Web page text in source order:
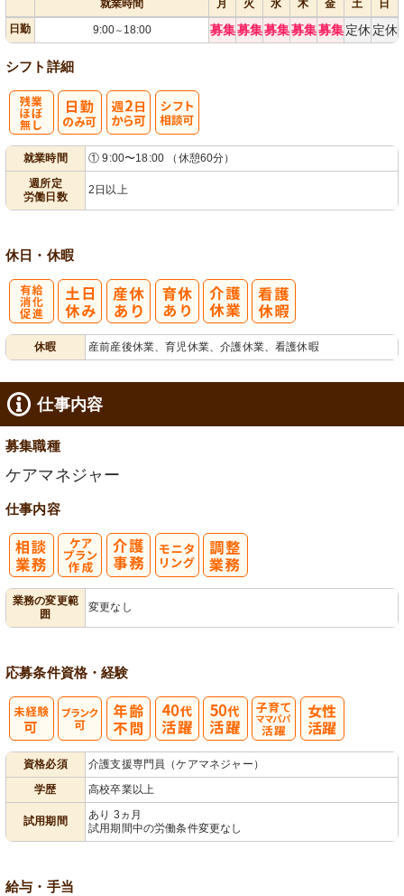
就業時間 月 火 水 木 金 土
日
日勤
9:00～ 18:00 募集募集募集募集募集 定休 定休
シフト詳細
就業時間
① 9:00〜18:00 （休憩60分）
週所定
労働日数
2日以上
休日・休暇
休暇 産前産後休業、育児休業、介護休業、看護休暇
仕事内容
募集職種
ケアマネジャー
仕事内容
業務の変更範
囲
変更なし
応募条件資格・経験
資格必須
介護支援専門員（ケアマネジャー）
学歴
高校卒業以上
試用期間
あり 3ヵ月
試用期間中の労働条件変更なし
給与・手当